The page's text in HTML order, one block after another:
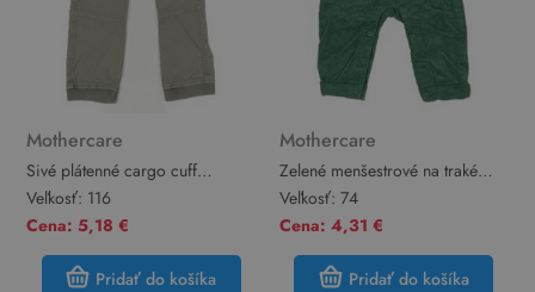
Mothercare
Sivé plátenné cargo cuff
nohavice s úpletovým pasom
Mothercare
Veľkosť: 116
Cena: 5,18 €
Pridať do košíka
Mothercare
Zelené menšestrové na traké
nohavice so žabákem
Mothercare
Veľkosť: 74
Cena: 4,31 €
Pridať do košíka